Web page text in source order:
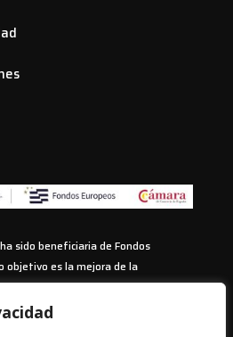
ha sido beneficiaria de Fondos
objetivo es la mejora de la
PYMES, y gracias al cual ha
Plan de Acción con el objetivo
y fiable del ciberespacio y